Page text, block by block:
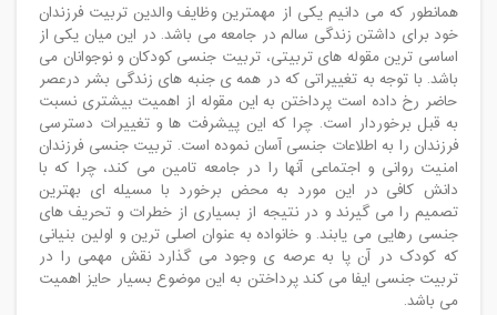
همانطور که می دانیم یکی از مهمترین وظایف والدین تربیت فرزندان
خود برای داشتن زندگی سالم در جامعه می باشد. در این میان یکی از
اساسی ترین مقوله های تربیتی، تربیت جنسی کودکان و نوجوانان می
باشد. با توجه به تغییراتی که در همه ی جنبه های زندگی بشر درعصر
حاضر رخ داده است پرداختن به این مقوله از اهمیت بیشتری نسبت
به قبل برخوردار است. چرا که این پیشرفت ها و تغییرات دسترسی
فرزندان را به اطلاعات جنسی آسان نموده است. تربیت جنسی فرزندان
امنیت روانی و اجتماعی آنها را در جامعه تامین می کند، چرا که با
دانش کافی در این مورد به محض برخورد با مسیله ای بهترین
تصمیم را می گیرند و در نتیجه از بسیاری از خطرات و تحریف های
جنسی رهایی می یابند. و خانواده به عنوان اصلی ترین و اولین بنیانی
که کودک در آن پا به عرصه ی وجود می گذارد نقش مهمی را در
تربیت جنسی ایفا می کند پرداختن به این موضوع بسیار حایز اهمیت
می باشد.